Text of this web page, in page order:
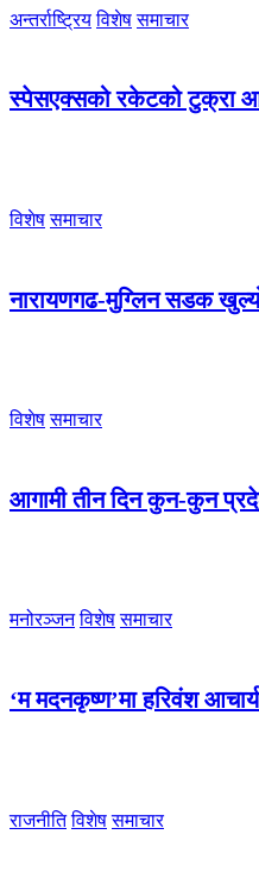
अन्तर्राष्ट्रिय विशेष समाचार
स्पेसएक्सको रकेटको टुक्रा
विशेष समाचार
नारायणगढ-मुग्लिन सडक
विशेष समाचार
आगामी तीन दिन कुन-कुन
मनोरञ्जन विशेष समाचार
‘म मदनकृष्ण’मा हरिवंश
राजनीति विशेष समाचार